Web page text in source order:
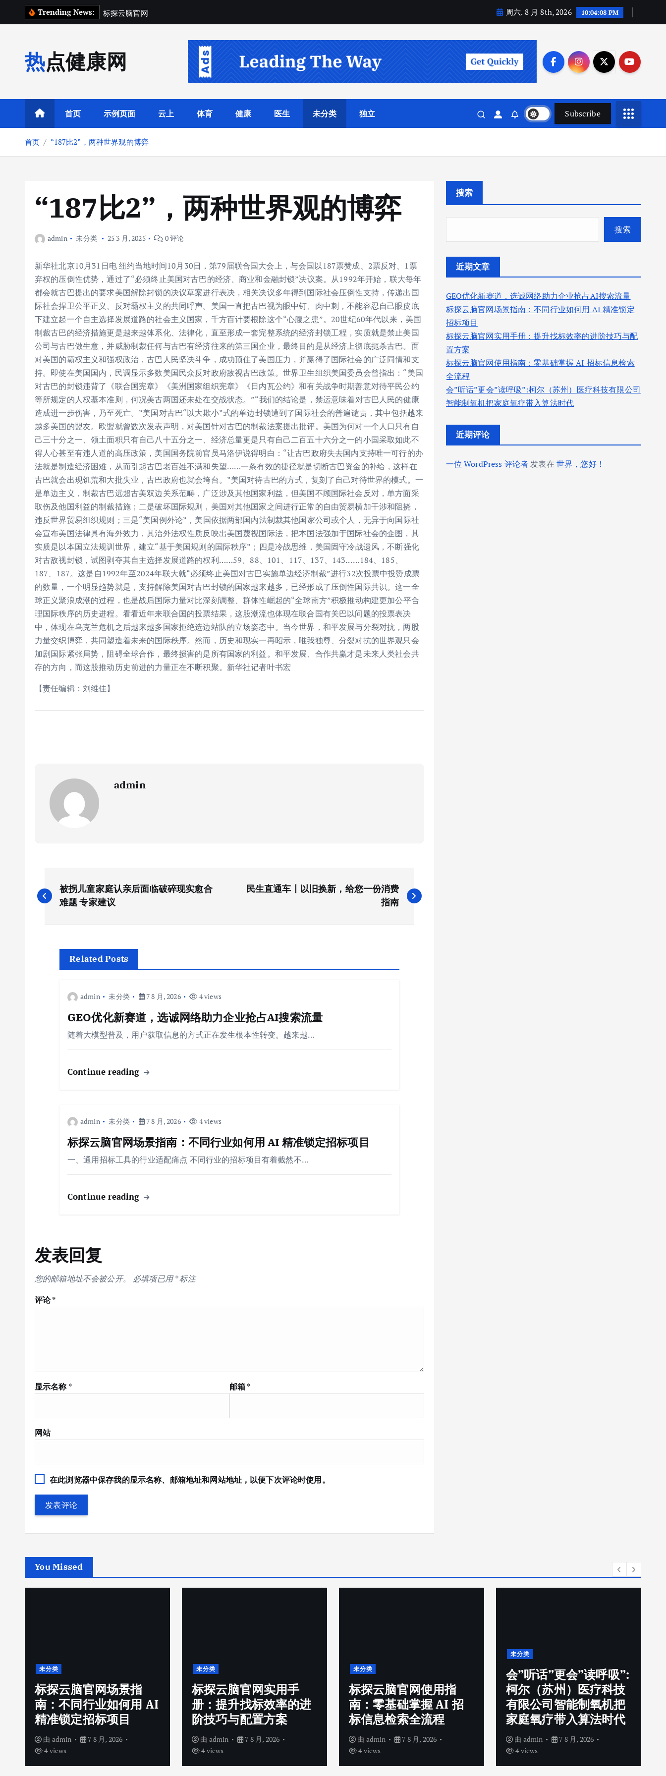
Trending News: 标探云脑官网 周六. 8 月 8th, 2026 10:04:09 PM
热点健康网
首页 示例页面 云上 体育 健康 医生 未分类 独立 Subscribe
首页 “187比2”，两种世界观的博弈
“187比2”，两种世界观的博弈
admin 未分类 25 3 月, 2025 0 评论
新华社北京10月31日电 纽约当地时间10月30日，第79届联合国大会上，与会国以187票赞成、2票反对、1票
弃权的压倒性优势，通过了“必须终止美国对古巴的经济、商业和金融封锁”决议案。从1992年开始，联大每年
都会就古巴提出的要求美国解除封锁的决议草案进行表决，相关决议多年得到国际社会压倒性支持，传递出国
际社会捍卫公平正义、反对霸权主义的共同呼声。美国一直把古巴视为眼中钉、肉中刺，不能容忍自己眼皮底
下建立起一个自主选择发展道路的社会主义国家，千方百计要根除这个“心腹之患”。20世纪60年代以来，美国
制裁古巴的经济措施更是越来越体系化、法律化，直至形成一套完整系统的经济封锁工程，实质就是禁止美国
公司与古巴做生意，并威胁制裁任何与古巴有经济往来的第三国企业，最终目的是从经济上彻底扼杀古巴。面
对美国的霸权主义和强权政治，古巴人民坚决斗争，成功顶住了美国压力，并赢得了国际社会的广泛同情和支
持。即使在美国国内，民调显示多数美国民众反对政府敌视古巴政策。世界卫生组织美国委员会曾指出：“美国
对古巴的封锁违背了《联合国宪章》《美洲国家组织宪章》《日内瓦公约》和有关战争时期善意对待平民公约
等所规定的人权基本准则，何况美古两国还未处在交战状态。”“我们的结论是，禁运意味着对古巴人民的健康
造成进一步伤害，乃至死亡。”美国对古巴“以大欺小”式的单边封锁遭到了国际社会的普遍谴责，其中包括越来
越多美国的盟友。欧盟就曾数次发表声明，对美国针对古巴的制裁法案提出批评。美国为何对一个人口只有自
己三十分之一、领土面积只有自己八十五分之一、经济总量更是只有自己二百五十六分之一的小国采取如此不
得人心甚至有违人道的高压政策，美国国务院前官员马洛伊说得明白：“让古巴政府失去国内支持唯一可行的办
法就是制造经济困难，从而引起古巴老百姓不满和失望……一条有效的捷径就是切断古巴资金的补给，这样在
古巴就会出现饥荒和大批失业，古巴政府也就会垮台。”美国对待古巴的方式，复刻了自己对待世界的模式。一
是单边主义，制裁古巴远超古美双边关系范畴，广泛涉及其他国家利益，但美国不顾国际社会反对，单方面采
取伤及他国利益的制裁措施；二是破坏国际规则，美国对其他国家之间进行正常的自由贸易横加干涉和阻挠，
违反世界贸易组织规则；三是“美国例外论”，美国依据两部国内法制裁其他国家公司或个人，无异于向国际社
会宣布美国法律具有海外效力，其治外法权性质反映出美国蔑视国际法，把本国法强加于国际社会的企图，其
实质是以本国立法规训世界，建立“基于美国规则的国际秩序”；四是冷战思维，美国固守冷战遗风，不断强化
对古敌视封锁，试图剥夺其自主选择发展道路的权利……59、88、101、117、137、143……184、185、
187、187。这是自1992年至2024年联大就“必须终止美国对古巴实施单边经济制裁”进行32次投票中投赞成票
的数量，一个明显趋势就是，支持解除美国对古巴封锁的国家越来越多，已经形成了压倒性国际共识。这一全
球正义聚浪成潮的过程，也是战后国际力量对比深刻调整、群体性崛起的“全球南方”积极推动构建更加公平合
理国际秩序的历史进程。看看近年来联合国的投票结果，这股潮流也体现在联合国有关巴以问题的投票表决
中，体现在乌克兰危机之后越来越多国家拒绝选边站队的立场姿态中。当今世界，和平发展与分裂对抗，两股
力量交织博弈，共同塑造着未来的国际秩序。然而，历史和现实一再昭示，唯我独尊、分裂对抗的世界观只会
加剧国际紧张局势，阻碍全球合作，最终损害的是所有国家的利益。和平发展、合作共赢才是未来人类社会共
存的方向，而这股推动历史前进的力量正在不断积聚。新华社记者叶书宏
【责任编辑：刘维佳】
admin
文
章
被拐儿童家庭认亲后面临破碎现实愈合
难题 专家建议
民生直通车丨以旧换新，给您一份消费
指南
Related Posts
admin 未分类 7 8 月, 2026 4 views
GEO优化新赛道，选诚网络助力企业抢占AI搜索流量
随着大模型普及，用户获取信息的方式正在发生根本性转变。越来越…
Continue reading
admin 未分类 7 8 月, 2026 4 views
标探云脑官网场景指南：不同行业如何用 AI 精准锁定招标项目
一、通用招标工具的行业适配痛点 不同行业的招标项目有着截然不…
Continue reading
发表回复
您的邮箱地址不会被公开。 必填项已用*标注
评论*
显示名称* 邮箱*
网站
在此浏览器中保存我的显示名称、邮箱地址和网站地址，以便下次评论时使用。
搜索
搜索
近期文章
GEO优化新赛道，选诚网络助力企业抢占AI搜索流量
标探云脑官网场景指南：不同行业如何用 AI 精准锁定
招标项目
标探云脑官网实用手册：提升找标效率的进阶技巧与配
置方案
标探云脑官网使用指南：零基础掌握 AI 招标信息检索
全流程
会”听话”更会”读呼吸”:柯尔（苏州）医疗科技有限公司
智能制氧机把家庭氧疗带入算法时代
近期评论
一位 WordPress 评论者发表在 世界，您好！
You Missed
未分类
标探云脑官网场景指
南：不同行业如何用 AI
精准锁定招标项目
由 admin
7 8 月, 2026
4 views
未分类
标探云脑官网实用手
册：提升找标效率的进
阶技巧与配置方案
由 admin
7 8 月, 2026
4 views
未分类
标探云脑官网使用指
南：零基础掌握 AI 招
标信息检索全流程
由 admin
7 8 月, 2026
4 views
未分类
会”听话”更会”读呼吸”:
柯尔（苏州）医疗科技
有限公司智能制氧机把
家庭氧疗带入算法时代
由 admin
7 8 月, 2026
4 views